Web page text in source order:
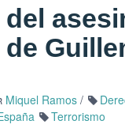
del
Miquel Ramos /
Terrorismo